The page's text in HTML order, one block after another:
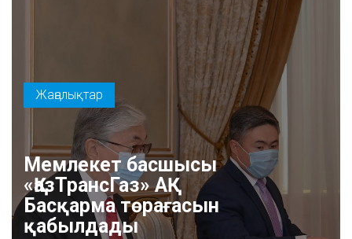
Жаңалықтар
Мемлекет басшысы
«ҚазТрансГаз» АҚ
Басқарма төрағасын
қабылдады